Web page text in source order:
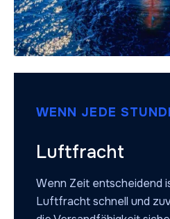
WENN JEDE
Luftfracht
Wenn Zeit entscheidend
Luftfracht schnell und